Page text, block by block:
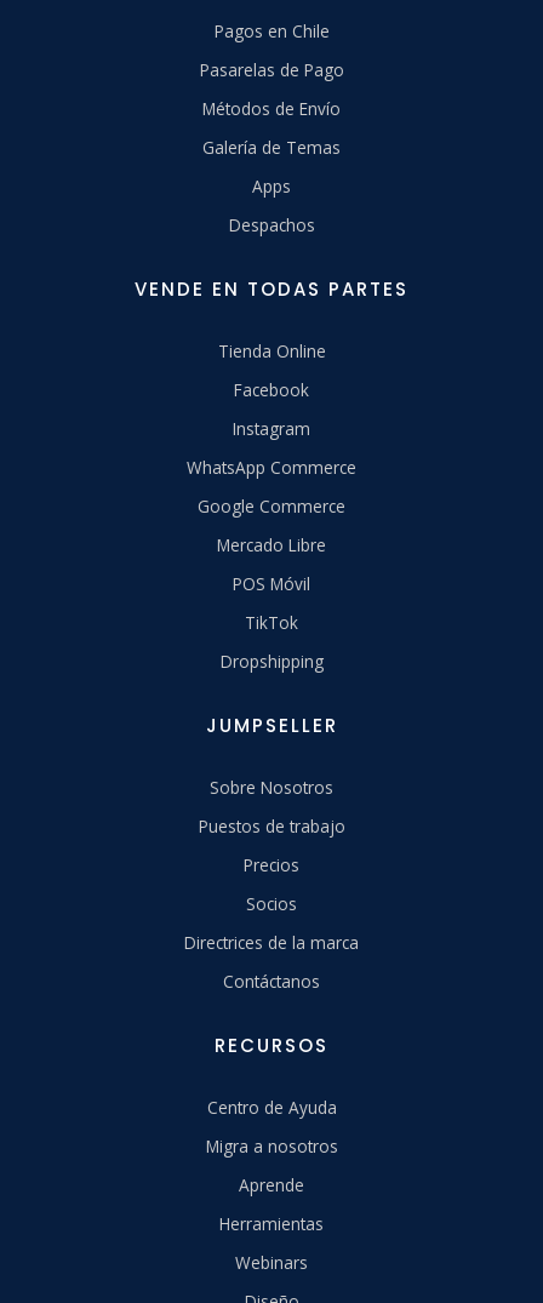
Pagos en Chile
Pasarelas de Pago
Métodos de Envío
Galería de Temas
Apps
Despachos
VENDE EN TODAS PARTES
Tienda Online
Facebook
Instagram
WhatsApp Commerce
Google Commerce
Mercado Libre
POS Móvil
TikTok
Dropshipping
JUMPSELLER
Sobre Nosotros
Puestos de trabajo
Precios
Socios
Directrices de la marca
Contáctanos
RECURSOS
Centro de Ayuda
Migra a nosotros
Aprende
Herramientas
Webinars